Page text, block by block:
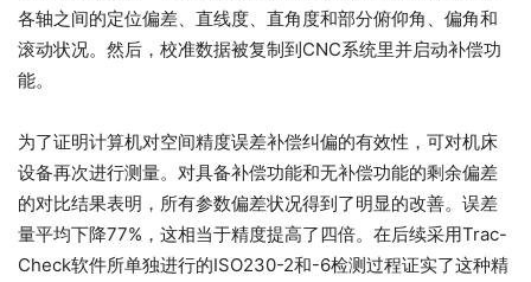
各轴之间的定位偏差、直线度、直角度和部分俯仰角、偏角和
滚动状况。然后，校准数据被复制到CNC系统里并启动补偿功
能。
为了证明计算机对空间精度误差补偿纠偏的有效性，可对机床
设备再次进行测量。对具备补偿功能和无补偿功能的剩余偏差
的对比结果表明，所有参数偏差状况得到了明显的改善。误差
量平均下降77%，这相当于精度提高了四倍。在后续采用Trac-
Check软件所单独进行的ISO230-2和-6检测过程证实了这种精